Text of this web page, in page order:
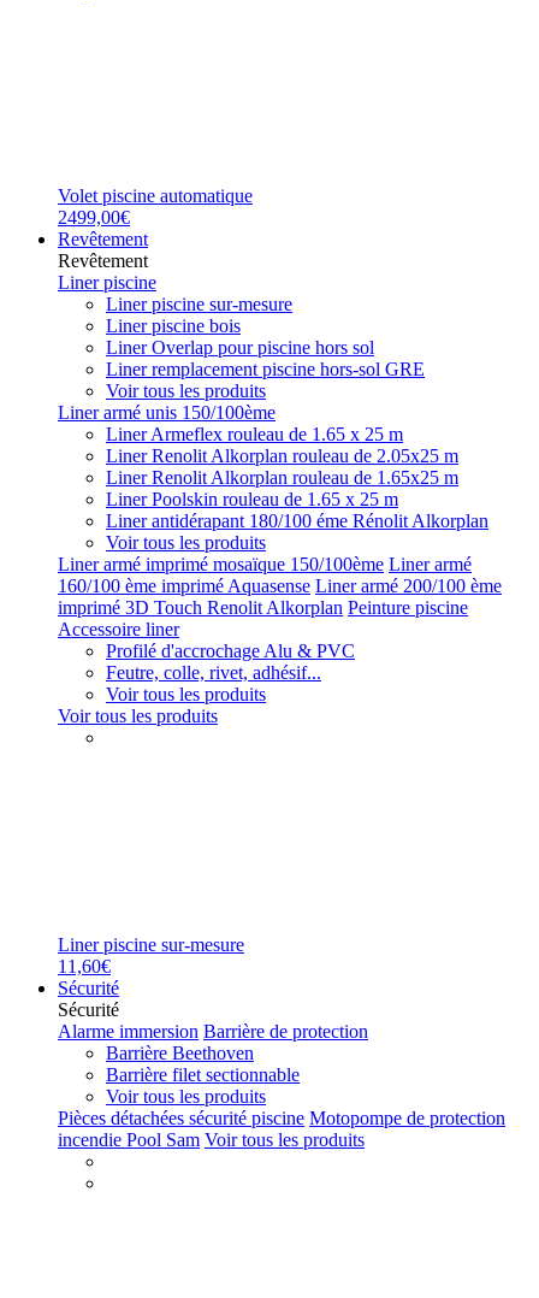
Volet piscine automatique
2499,00€
Revêtement
Revêtement
Liner piscine
Liner piscine sur-mesure
Liner piscine bois
Liner Overlap pour piscine hors sol
Liner remplacement piscine hors-sol GRE
Voir tous les produits
Liner armé unis 150/100ème
Liner Armeflex rouleau de 1.65 x 25 m
Liner Renolit Alkorplan rouleau de 2.05x25 m
Liner Renolit Alkorplan rouleau de 1.65x25 m
Liner Poolskin rouleau de 1.65 x 25 m
Liner antidérapant 180/100 éme Rénolit Alkorplan
Voir tous les produits
Liner armé imprimé mosaïque 150/100ème Liner armé
160/100 ème imprimé Aquasense Liner armé 200/100 ème
imprimé 3D Touch Renolit Alkorplan Peinture piscine
Accessoire liner
Profilé d'accrochage Alu & PVC
Feutre, colle, rivet, adhésif...
Voir tous les produits
Voir tous les produits
Liner piscine sur-mesure
11,60€
Sécurité
Sécurité
Alarme immersion Barrière de protection
Barrière Beethoven
Barrière filet sectionnable
Voir tous les produits
Pièces détachées sécurité piscine Motopompe de protection
incendie Pool Sam Voir tous les produits